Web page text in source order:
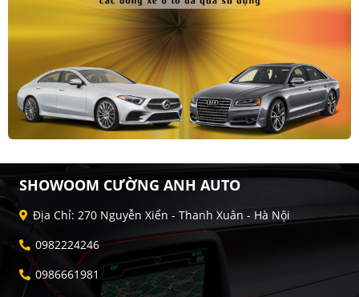
SHOWOOM CƯỜNG ANH AUTO
Địa Chỉ: 270 Nguyễn Xiển - Thanh Xuân - Hà Nội
0982224246
0986661981